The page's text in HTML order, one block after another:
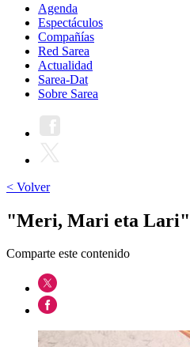
Agenda
Espectáculos
Compañías
Red Sarea
Actualidad
Sarea-Dat
Sobre Sarea
< Volver
"Meri, Mari eta Lari"
Comparte este contenido